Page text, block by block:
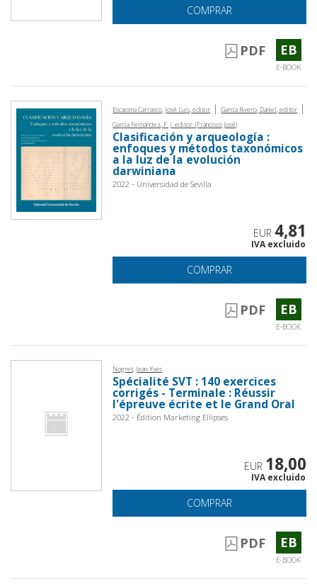
COMPRAR
PDF EB
E-BOOK
Escacena Carrasco, José Luis, editor | García Rivero, Daniel, editor |
García Fernández, F. J. editor. (Francisco José)
Clasificación y arqueología :
enfoques y métodos taxonómicos
a la luz de la evolución
darwiniana
2022 - Universidad de Sevilla
EUR 4,81
IVA excluido
COMPRAR
PDF EB
E-BOOK
Nogret, Jean-Yves
Spécialité SVT : 140 exercices
corrigés - Terminale : Réussir
l'épreuve écrite et le Grand Oral
2022 - Édition Marketing Ellipses
EUR 18,00
IVA excluido
COMPRAR
PDF EB
E-BOOK